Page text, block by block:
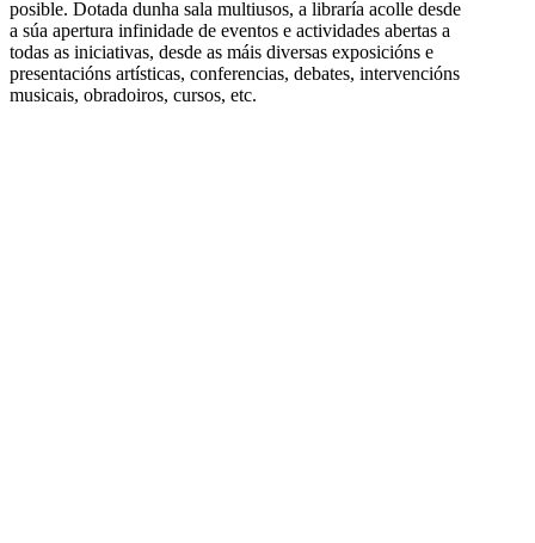
posible. Dotada dunha sala multiusos, a libraría acolle desde
a súa apertura infinidade de eventos e actividades abertas a
todas as iniciativas, desde as máis diversas exposicións e
presentacións artísticas, conferencias, debates, intervencións
musicais, obradoiros, cursos, etc.